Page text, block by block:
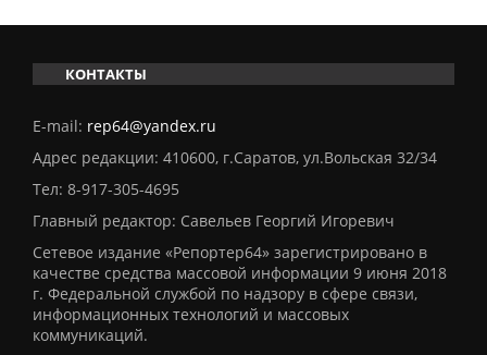
КОНТАКТЫ
E-mail: rep64@yandex.ru
Адрес редакции: 410600, г.Саратов, ул.Вольская 32/34
Тел: 8-917-305-4695
Главный редактор: Савельев Георгий Игоревич
Сетевое издание «Репортер64» зарегистрировано в
качестве средства массовой информации 9 июня 2018
г. Федеральной службой по надзору в сфере связи,
информационных технологий и массовых
коммуникаций.